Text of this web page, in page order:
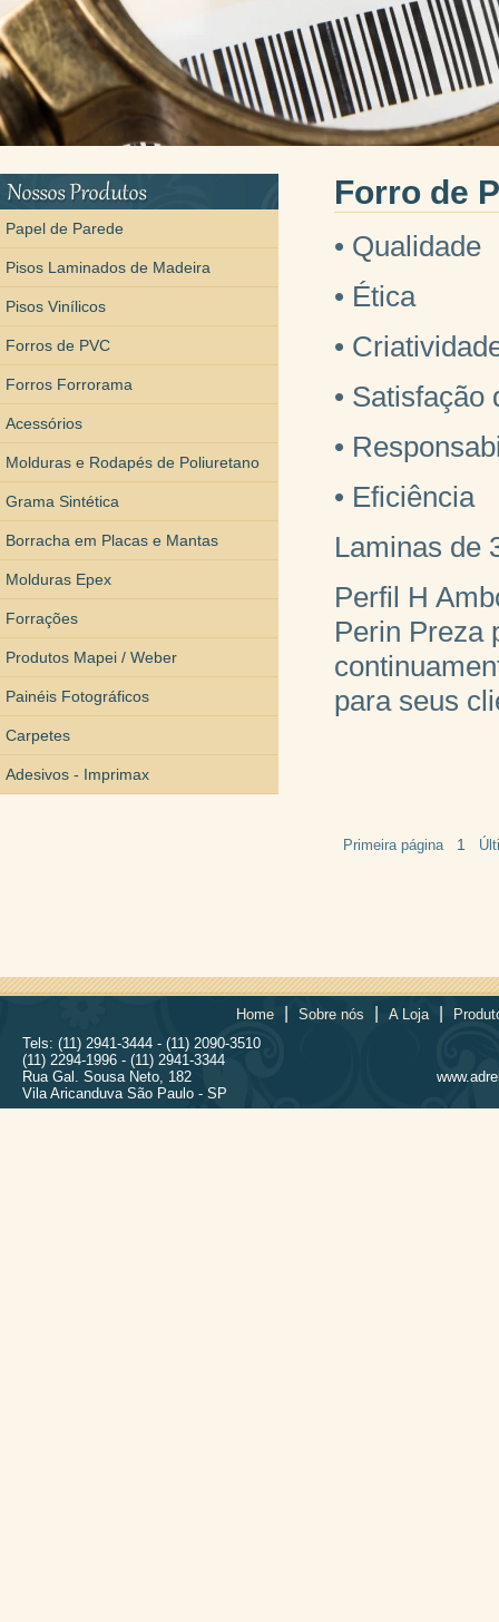
Papel de Parede
Pisos Laminados de Madeira
Pisos Vinílicos
Forros de PVC
Forros Forrorama
Acessórios
Molduras e Rodapés de Poliuretano
Grama Sintética
Borracha em Placas e Mantas
Molduras Epex
Forrações
Produtos Mapei / Weber
Painéis Fotográficos
Carpetes
Adesivos - Imprimax
Forro de
• Qualidade
• Ética
•
• Satisfação
•
• Eficiência
Laminas de
Perfil H
Perin Preza
para seus
Primeira página 1
Home Sobre nós A Loja
Tels: (11) 2941-3444 - (11) 2090-3510
(11) 2294-1996 - (11) 2941-3344
Rua Gal. Sousa Neto, 182
Vila Aricanduva São Paulo - SP